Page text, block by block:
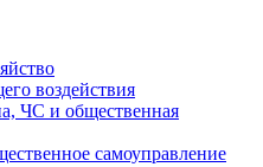
воздействия
ЧС и общественная
самоуправление